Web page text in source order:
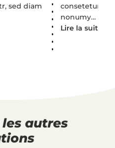
sed diam
consetetur
nonumy…
Lire la suite
autres